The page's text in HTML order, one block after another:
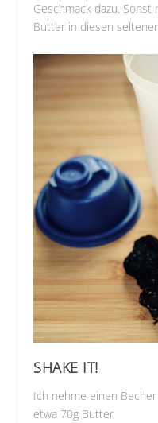
Geschmack dazu.
Butter in diesen
SHAKE IT!
Ich nehme einen
etwa 70g Butter